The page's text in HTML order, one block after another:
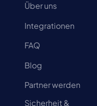
Über uns
Integrationen
FAQ
Blog
Partner werden
Sicherheit &